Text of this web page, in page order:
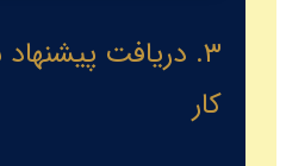
۳. دریافت
کار